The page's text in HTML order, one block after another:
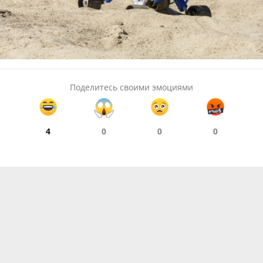
Поделитесь своими эмоциями
4 0 0 0